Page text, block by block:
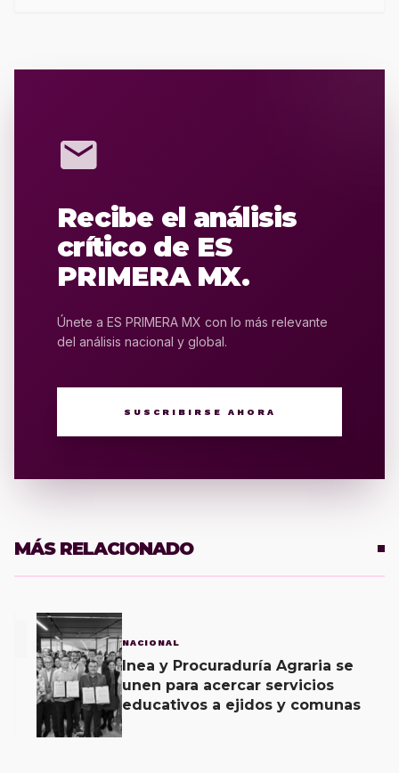
mail
Recibe el análisis
crítico de ES
PRIMERA MX.
Únete a ES PRIMERA MX con lo más relevante
del análisis nacional y global.
SUSCRIBIRSE AHORA
MÁS RELACIONADO
NACIONAL
Inea y Procuraduría Agraria se
unen para acercar servicios
educativos a ejidos y comunas